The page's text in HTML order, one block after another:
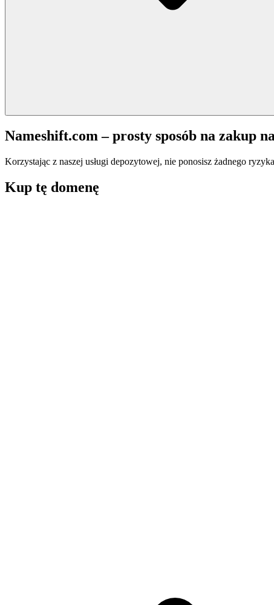
Nameshift.com – prosty sposób na zakup
Korzystając z naszej usługi depozytowej, nie ponosisz żadnego
Kup tę domenę